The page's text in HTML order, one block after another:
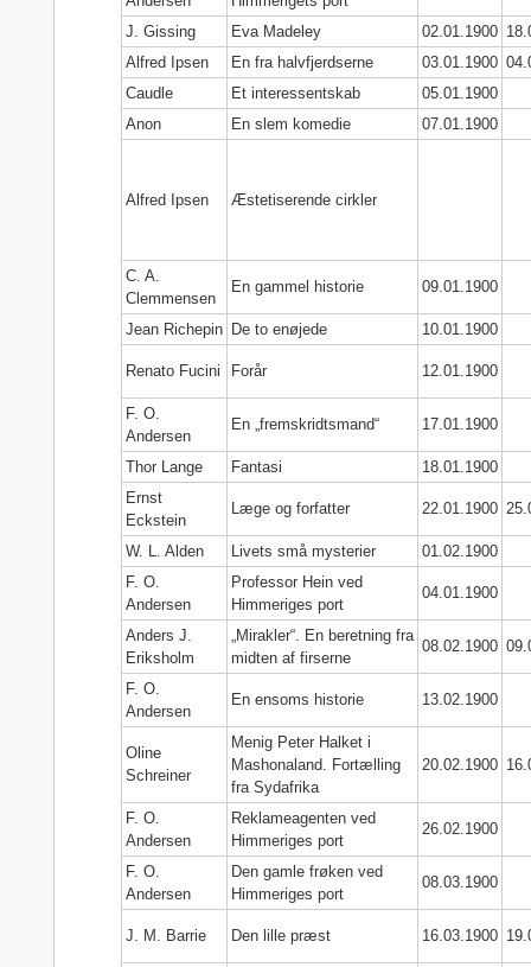
J. Gissing
Eva Madeley 02.01.1900
Alfred Ipsen
En fra halvfjerdserne 03.01.1900
Caudle
Et interessentskab
05.01.1900
Anon
En slem komedie 07.01.1900
Alfred Ipsen Æstetiserende cirkler
C. A.
Clemmensen
En gammel historie 09.01.1900
Jean Richepin De to enøjede 10.01.1900
Renato Fucini Forår 12.01.1900
F. O.
Andersen
En „fremskridtsmand“ 17.01.1900
Thor Lange Fantasi
18.01.1900
Ernst
Eckstein
Læge og forfatter 22.01.1900
W. L. Alden Livets små mysterier
01.02.1900
F. O.
Andersen
Professor Hein ved
Himmeriges port
04.01.1900
Anders J.
Eriksholm
„Mirakler“. En beretning fra
midten af firserne
08.02.1900
F. O.
Andersen
En ensoms historie 13.02.1900
Oline
Schreiner
Menig Peter Halket i
Mashonaland. Fortælling
fra Sydafrika
20.02.1900
F. O.
Andersen
Reklameagenten ved
Himmeriges port
26.02.1900
F. O.
Andersen
Den gamle frøken ved
Himmeriges port
08.03.1900
J. M. Barrie Den lille præst 16.03.1900